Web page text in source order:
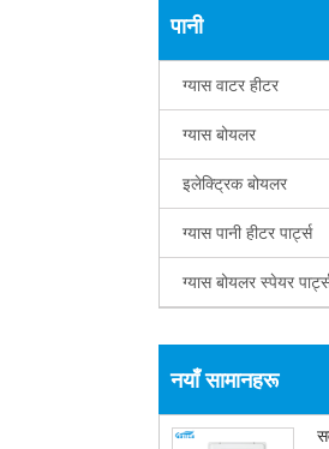
पानी
ग्यास वाटर हीटर
ग्यास बोयलर
इलेक्ट्रिक बोयलर
ग्यास पानी हीटर पार्ट्स
ग्यास बोयलर स्पेयर
नयाँ सामानहरू